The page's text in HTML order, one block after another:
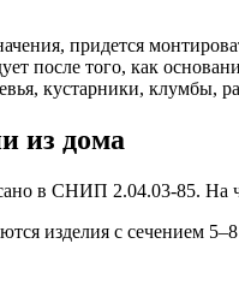
придется
после того, как
кустарники, клумбы,
из дома
в СНИП 2.04.03-85.
изделия с сечением